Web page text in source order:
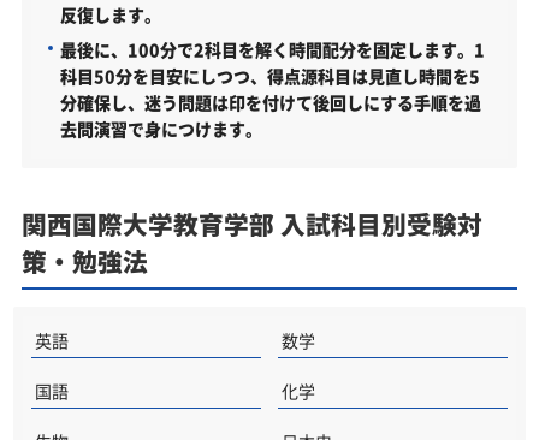
反復します。
最後に、100分で2科目を解く時間配分を固定します。1
科目50分を目安にしつつ、得点源科目は見直し時間を5
分確保し、迷う問題は印を付けて後回しにする手順を過
去問演習で身につけます。
関西国際大学教育学部 入試科目別受験対
策・勉強法
英語 数学
国語 化学